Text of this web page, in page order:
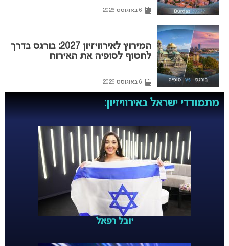
6 באוגוסט 2026
המירוץ לאירוויזיון 2027: בורגס בדרך
לחטוף לסופיה את האירוח
6 באוגוסט 2026
מתמודדי ישראל באירוויזיון:
יובל רפאל